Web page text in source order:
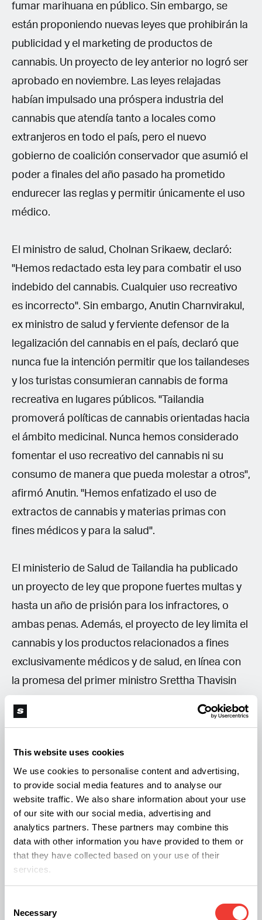
This website uses cookies
We use cookies to personalise content and advertising,
to provide social media features and to analyse our
website traffic. We also share information about your use
of our site with our social media, advertising and
analytics partners. These partners may combine this
data with other information you have provided to them or
that they have collected based on your use of their
services.
Selection
Necessary
fumar marihuana en público. Sin embargo, se
están proponiendo nuevas leyes que prohibirán la
publicidad y el marketing de productos de
cannabis. Un proyecto de ley anterior no logró ser
aprobado en noviembre. Las leyes relajadas
habían impulsado una próspera industria del
cannabis que atendía tanto a locales como
extranjeros en todo el país, pero el nuevo
gobierno de coalición conservador que asumió el
poder a finales del año pasado ha prometido
endurecer las reglas y permitir únicamente el uso
médico.
El ministro de salud, Cholnan Srikaew, declaró:
"Hemos redactado esta ley para combatir el uso
indebido del cannabis. Cualquier uso recreativo
es incorrecto". Sin embargo, Anutin Charnvirakul,
ex ministro de salud y ferviente defensor de la
legalización del cannabis en el país, declaró que
nunca fue la intención permitir que los tailandeses
y los turistas consumieran cannabis de forma
recreativa en lugares públicos. "Tailandia
promoverá políticas de cannabis orientadas hacia
el ámbito medicinal. Nunca hemos considerado
fomentar el uso recreativo del cannabis ni su
consumo de manera que pueda molestar a otros",
afirmó Anutin. "Hemos enfatizado el uso de
extractos de cannabis y materias primas con
fines médicos y para la salud".
El ministerio de Salud de Tailandia ha publicado
un proyecto de ley que propone fuertes multas y
hasta un año de prisión para los infractores, o
ambas penas. Además, el proyecto de ley limita el
cannabis y los productos relacionados a fines
exclusivamente médicos y de salud, en línea con
la promesa del primer ministro Srettha Thavisin
próximos seis meses. Thavisin ha expresado
recreativo del cannabis. En diferentes entrevistas
con los medios de comunicación, ha afirmado
que el abuso de drogas es un gran problema para
Tailandia.
Tailandia ha visto un crecimiento constante en la
industria del cannabis después de legalizar su uso
medicinal y permitir la producción y venta de